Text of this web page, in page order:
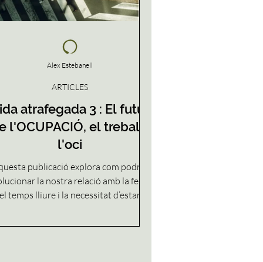
atrafegada 3 : El futur
l'OCUPACIÓ, el treball i
l'oci
publicació explora com podria
la nostra relació amb la feina,
el temps lliure i la necessitat d’estar
el treball, potser el gran repte
ARTICLES
Àlex Estebanell